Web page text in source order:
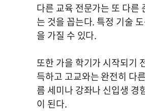
다른 교육 전문가는 또 다
는 것을 꼽는다. 특정 기술
을 가질 수 있다.
또한 가을 학기가 시작되기
득하고 고교와는 완전히 다
름 세미나 강좌나 신입생 경
이 된다.